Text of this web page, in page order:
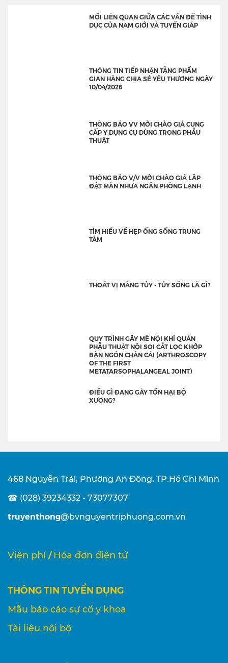
MỐI LIÊN QUAN GIỮA CÁC VẤN ĐỀ TÌNH
DỤC CỦA NAM GIỚI VÀ TUYẾN GIÁP
THÔNG TIN TIẾP NHẬN TẶNG PHẨM
GIAN HÀNG CHIA SẺ YÊU THƯƠNG NGÀY
10/04/2026
THÔNG BÁO VV MỜI CHÀO GIÁ CUNG
CẤP Y DỤNG CỤ DÙNG TRONG PHẪU
THUẬT
THÔNG BÁO V/V MỜI CHÀO GIÁ LẮP
ĐẶT MÀN NHỰA NGĂN PHÒNG LẠNH
TÌM HIỂU VỀ HẸP ỐNG SỐNG TRUNG
TÂM
THOÁT VỊ MÀNG TỦY - TỦY SỐNG LÀ GÌ?
QUY TRÌNH GÂY MÊ NỘI KHÍ QUẢN
PHẪU THUẬT NỘI SOI CẮT LỌC KHỚP
BÀN NGÓN CHÂN CÁI (ARTHROSCOPY
OF THE FIRST
METATARSOPHALANGEAL JOINT)
ĐIỀU GÌ ĐANG GÂY TỔN HẠI BỘ
XƯƠNG?
468 Nguyễn Trãi, Phường An Đông, TP.Hồ Chí Minh
☎ (028) 39234332 - 73077307
truyenthong@bvnguyentriphuong.com.vn
Viện phí / Hóa đơn điện tử
THÔNG TIN TUYỂN DỤNG
Mẫu báo cáo sự cố y khoa
Tài liệu nội bộ